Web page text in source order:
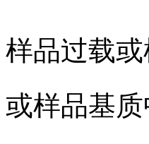
样品过载
或样品基